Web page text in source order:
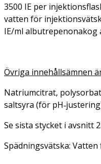
3500 IE per
vatten för
IE/ml albutrepenonakog
Övriga innehållsämnen
Natriumcitrat,
saltsyra (för
Se sista stycket i avsnitt 2.
Spädningsvätska: